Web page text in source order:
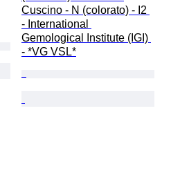
Cuscino - N (colorato) - I2
- International
Gemological Institute (IGI)
- *VG VSL*